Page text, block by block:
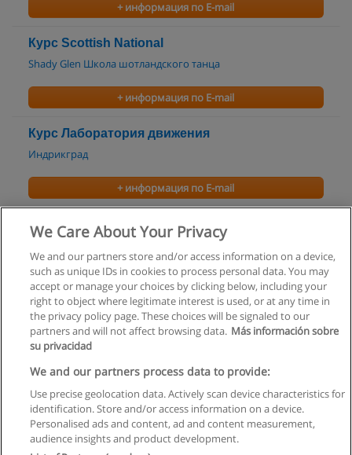
+ информация по E-mail
Курс Scottish National
Shady Glen Школа шотландского танца
+ информация по E-mail
Курс Лаборатория движения
Индрикград
+ информация по E-mail
Курс Сакральные танцы
+ информация по E-mail
Правила пользования
Конфиденциальность информации
Напишите Educaedu
We Care About Your Privacy
We and our partners store and/or access information on a device,
such as unique IDs in cookies to process personal data. You may
accept or manage your choices by clicking below, including your
right to object where legitimate interest is used, or at any time in
the privacy policy page. These choices will be signaled to our
partners and will not affect browsing data. Más información sobre
su privacidad
We and our partners process data to provide:
Use precise geolocation data. Actively scan device characteristics for
identification. Store and/or access information on a device.
Personalised ads and content, ad and content measurement,
audience insights and product development.